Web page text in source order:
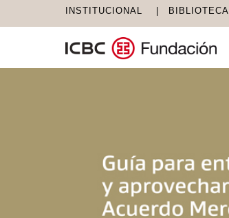
INSTITUCIONAL BIBLIOTECA